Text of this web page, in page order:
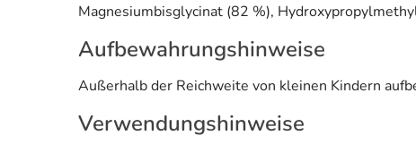
Magnesiumbisglycinat (82 %),
Aufbewahrungshinweise
Außerhalb der Reichweite von kleinen Kindern
Verwendungshinweise